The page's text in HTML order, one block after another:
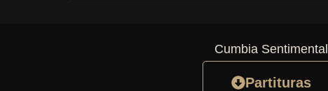
Cumbia Sentimental
Partituras